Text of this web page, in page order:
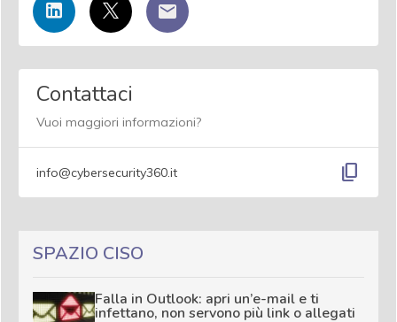
Contattaci
Vuoi maggiori informazioni?
info@cybersecurity360.it content_copy
SPAZIO CISO
Falla in Outlook: apri un’e-mail e ti
infettano, non servono più link o allegati